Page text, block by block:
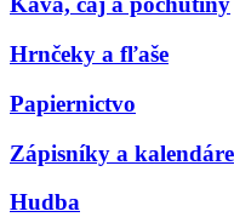
Hrnčeky a fľaše
Papiernictvo
Zápisníky a kalendáre
Hudba